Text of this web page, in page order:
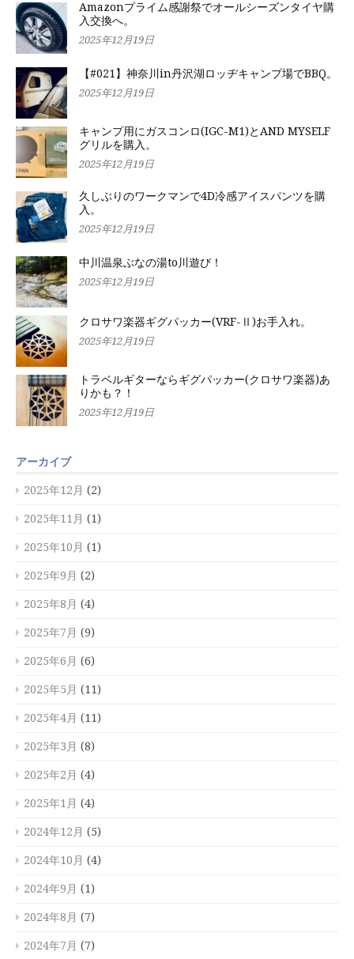
Amazonプライム感謝祭でオールシーズンタイヤ購
入交換へ。
2025年12月19日
【#021】神奈川in丹沢湖ロッヂキャンプ場でBBQ。
2025年12月19日
キャンプ用にガスコンロ(IGC-M1)とAND MYSELF
グリルを購入。
2025年12月19日
久しぶりのワークマンで4D冷感アイスパンツを購
入。
2025年12月19日
中川温泉ぶなの湯to川遊び！
2025年12月19日
クロサワ楽器ギグパッカー(VRF-Ⅱ)お手入れ。
2025年12月19日
トラベルギターならギグパッカー(クロサワ楽器)あ
りかも？！
2025年12月19日
アーカイブ
2025年12月 (2)
2025年11月 (1)
2025年10月 (1)
2025年9月 (2)
2025年8月 (4)
2025年7月 (9)
2025年6月 (6)
2025年5月 (11)
2025年4月 (11)
2025年3月 (8)
2025年2月 (4)
2025年1月 (4)
2024年12月 (5)
2024年10月 (4)
2024年9月 (1)
2024年8月 (7)
2024年7月 (7)